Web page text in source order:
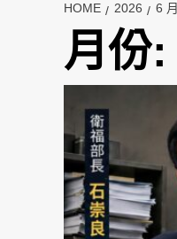
HOME 2026 6 月
月份: